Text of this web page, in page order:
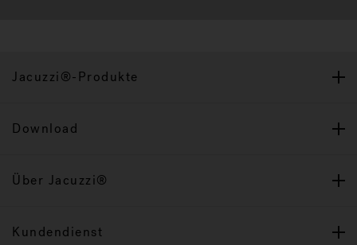
Jacuzzi®-Produkte
Download
Über Jacuzzi®
Kundendienst